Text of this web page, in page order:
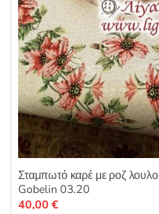
Σταμπωτό καρέ με ροζ
Gobelin 03.20
40,00 €